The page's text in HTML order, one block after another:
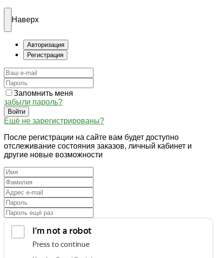
Наверх
Авторизация
Регистрация
Запомнить меня
забыли пароль?
Войти
Ещё не зарегистрированы?
После регистрации на сайте вам будет доступно
отслеживание состояния заказов, личный кабинет и
другие новые возможности